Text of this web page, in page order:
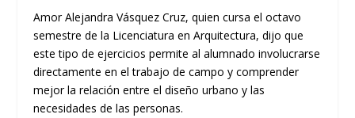
Amor Alejandra Vásquez Cruz, quien cursa el octavo
semestre de la Licenciatura en Arquitectura, dijo que
este tipo de ejercicios permite al alumnado involucrarse
directamente en el trabajo de campo y comprender
mejor la relación entre el diseño urbano y las
necesidades de las personas.